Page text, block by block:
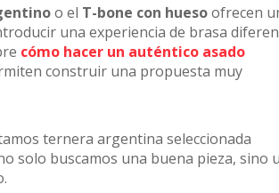
o el T-bone con huesoofrecen
una experiencia de brasa
cómo hacer un auténtico asado
construir una propuesta muy
ternera argentina seleccionada
solo buscamos una buena pieza, sino